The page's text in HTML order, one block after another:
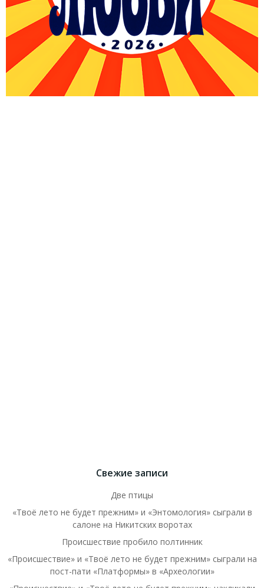
Свежие записи
Две птицы
«Твоё лето не будет прежним» и «Энтомология» сыграли в
салоне на Никитских воротах
Происшествие пробило полтинник
«Происшествие» и «Твоё лето не будет прежним» сыграли на
пост-пати «Платформы» в «Археологии»